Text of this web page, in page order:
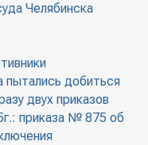
Челябинска
пытались добиться
двух приказов
приказа № 875 об